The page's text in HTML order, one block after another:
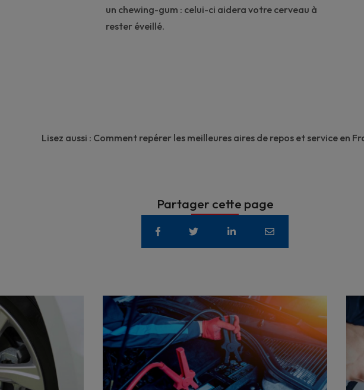
un chewing-gum : celui-ci aidera votre cerveau à
rester éveillé.
Lisez aussi : Comment repérer les meilleures aires de repos et service en
Partager cette page